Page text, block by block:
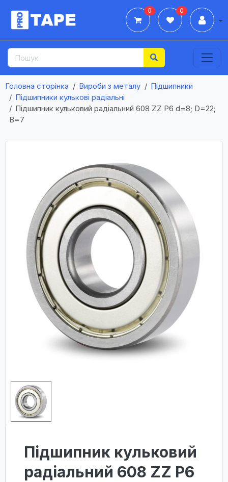
0 0
Головна сторінка Вироби з металу
Підшипники
Підшипники кулькові радіальні
Підшипник кульковий радіальний 608 ZZ P6 d=8; D=22;
B=7
Підшипник кульковий
радіальний 608 ZZ P6